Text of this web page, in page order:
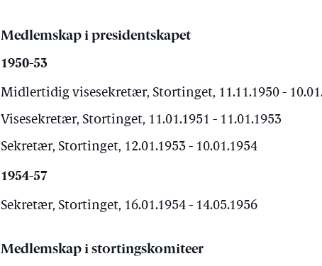
Medlemskap i presidentskapet
1950-53
Midlertidig visesekretær, Stortinget, 11.11.1950 -
Visesekretær, Stortinget, 11.01.1951 - 11.01.1953
Sekretær, Stortinget, 12.01.1953 - 10.01.1954
1954-57
Sekretær, Stortinget, 16.01.1954 - 14.05.1956
Medlemskap i stortingskomiteer